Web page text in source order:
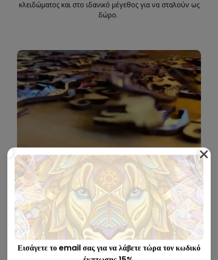
κλειδώματος και στο ιδανικό μέγεθος για να σταλούν ως
δώρο.
Κατασκευασμένο από ποιοτικό ξύλο
🪵
Όλα τα παζλ είναι κομμένα με λέιζερ με ακρίβεια και
κατασκευασμένα από ποιοτικό ξύλο.
Εισάγετε το email σας για να λάβετε τώρα τον κωδικό